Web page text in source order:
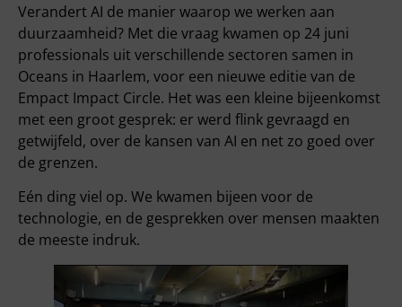
Verandert AI de manier waarop we werken aan
duurzaamheid? Met die vraag kwamen op 24 juni
professionals uit verschillende sectoren samen in
Oceans in Haarlem, voor een nieuwe editie van de
Empact Impact Circle. Het was een kleine bijeenkomst
met een groot gesprek: er werd flink gevraagd en
getwijfeld, over de kansen van AI en net zo goed over
de grenzen.
Eén ding viel op. We kwamen bijeen voor de
technologie, en de gesprekken over mensen maakten
de meeste indruk.